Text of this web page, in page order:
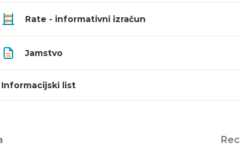
Rate - informativni izračun
Jamstvo
Informacijski list